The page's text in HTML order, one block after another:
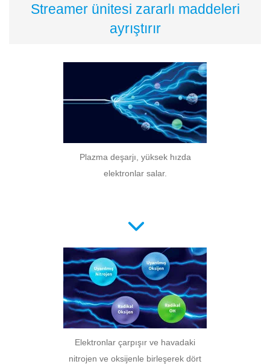
Streamer ünitesi zararlı maddeleri
ayrıştırır
Plazma deşarjı, yüksek hızda
elektronlar salar.
Elektronlar çarpışır ve havadaki
nitrojen ve oksijenle birleşerek dört